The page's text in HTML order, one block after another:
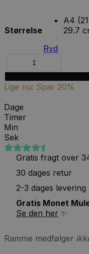
Størrelse
A4
29.7
Ryd
Lige nu: Spar 20%
Dage
Timer
Min
Sek
Gratis fragt over
30 dages retur
2-3 dages levering
Gratis Monet
Se den her ✨
Ramme medfølger